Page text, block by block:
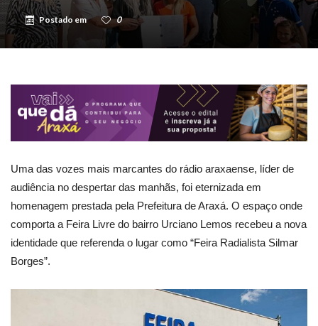
Postado em 0
Uma das vozes mais marcantes do rádio araxaense, líder de
audiência no despertar das manhãs, foi eternizada em
homenagem prestada pela Prefeitura de Araxá. O espaço onde
comporta a Feira Livre do bairro Urciano Lemos recebeu a nova
identidade que referenda o lugar como “Feira Radialista Silmar
Borges”.